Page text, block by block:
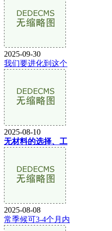
2025-09-30
我们要进化到这个
2025-08-10
无材料的选择、工
2025-08-08
常季候可3-4个月内